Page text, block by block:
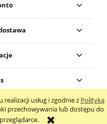
usług i zgodnie z Polityką
przechowywania lub dostępu do
strony